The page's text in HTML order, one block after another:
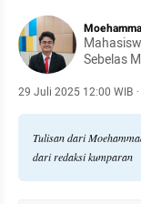
Sebelas
29 Juli 2025 12:00 WIB ·
Tulisan dari
dari redaksi kumparan